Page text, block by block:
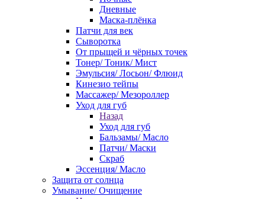
Дневные
Маска-плёнка
Патчи для век
Сыворотка
От прыщей и чёрных точек
Тонер/ Тоник/ Мист
Эмульсия/ Лосьон/ Флюид
Кинезио тейпы
Массажер/ Мезороллер
Уход для губ
Назад
Уход для губ
Бальзамы/ Масло
Патчи/ Маски
Скраб
Эссенция/ Масло
Защита от солнца
Умывание/ Очищение